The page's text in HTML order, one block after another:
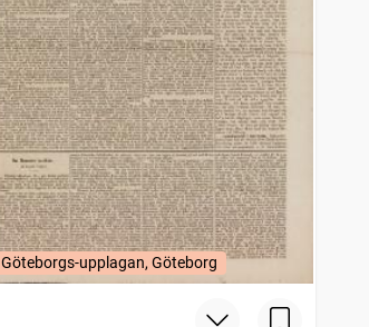
Göteborgs-upplagan, Göteborg